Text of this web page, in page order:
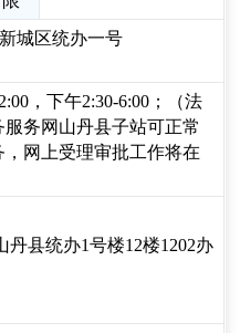
城区统办一号
，下午2:30-6:00；（法
务网山丹县子站可正常
网上受理审批工作将在
丹县统办1号楼12楼1202办